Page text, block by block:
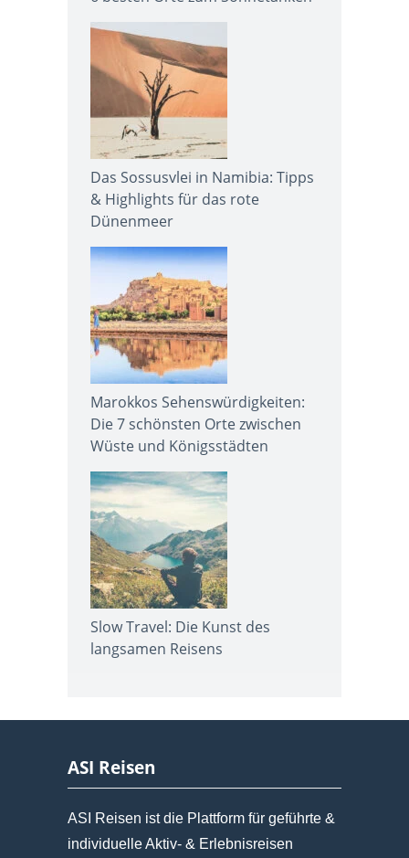
Das Sossusvlei in Namibia: Tipps
& Highlights für das rote
Dünenmeer
Marokkos Sehenswürdigkeiten:
Die 7 schönsten Orte zwischen
Wüste und Königsstädten
Slow Travel: Die Kunst des
langsamen Reisens
ASI Reisen
ASI Reisen ist die Plattform für geführte &
individuelle Aktiv- & Erlebnisreisen